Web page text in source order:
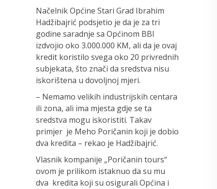
Načelnik Općine Stari Grad Ibrahim
Hadžibajrić podsjetio je da je za tri
godine saradnje sa Općinom BBI
izdvojio oko 3.000.000 KM, ali da je ovaj
kredit koristilo svega oko 20 privrednih
subjekata, što znači da sredstva nisu
iskorištena u dovoljnoj mjeri.
– Nemamo velikih industrijskih centara
ili zona, ali ima mjesta gdje se ta
sredstva mogu iskoristiti. Takav
primjer je Meho Poričanin koji je dobio
dva kredita – rekao je Hadžibajrić.
Vlasnik kompanije „Poričanin tours“
ovom je prilikom istaknuo da su mu
dva kredita koji su osigurali Općina i